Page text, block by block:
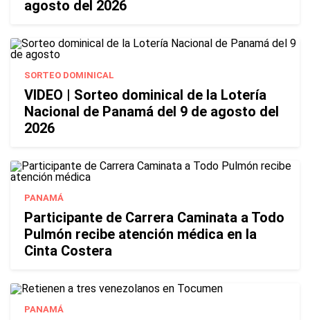
agosto del 2026
SORTEO DOMINICAL
VIDEO | Sorteo dominical de la Lotería
Nacional de Panamá del 9 de agosto del
2026
PANAMÁ
Participante de Carrera Caminata a Todo
Pulmón recibe atención médica en la
Cinta Costera
PANAMÁ